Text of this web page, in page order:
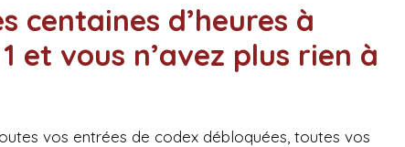
centaines d’heures à
et vous n’avez plus rien à
vos entrées de codex débloquées, toutes vos